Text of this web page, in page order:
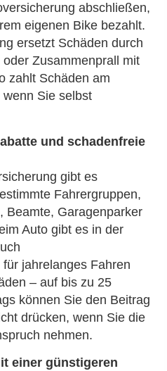
abschließen,
eigenen Bike bezahlt.
ersetzt Schäden durch
Zusammenprall mit
zahlt Schäden am
Sie selbst
und schadenfreie
gibt es
Fahrergruppen,
Beamte, Garagenparker
Auto gibt es in der
jahrelanges Fahren
– auf bis zu 25
können Sie den Beitrag
drücken, wenn Sie die
nehmen.
einer günstigeren